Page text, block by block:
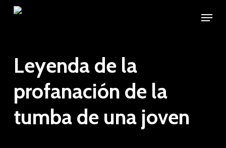
Skip
content
Menu
Leyenda de la
profanación de la
tumba de una joven